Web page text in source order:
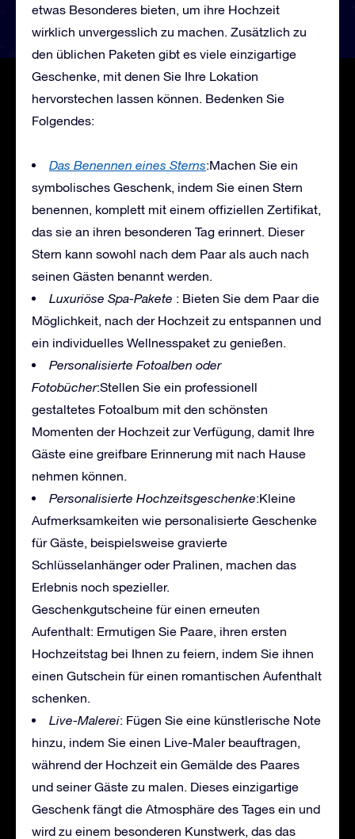
etwas Besonderes bieten, um ihre Hochzeit
wirklich unvergesslich zu machen. Zusätzlich zu
den üblichen Paketen gibt es viele einzigartige
Geschenke, mit denen Sie Ihre Lokation
hervorstechen lassen können. Bedenken Sie
Folgendes:
Das Benennen eines Sterns:Machen Sie ein
symbolisches Geschenk, indem Sie einen Stern
benennen, komplett mit einem offiziellen Zertifikat,
das sie an ihren besonderen Tag erinnert. Dieser
Stern kann sowohl nach dem Paar als auch nach
seinen Gästen benannt werden.
Luxuriöse Spa-Pakete : Bieten Sie dem Paar die
Möglichkeit, nach der Hochzeit zu entspannen und
ein individuelles Wellnesspaket zu genießen.
Personalisierte Fotoalben oder
Fotobücher:Stellen Sie ein professionell
gestaltetes Fotoalbum mit den schönsten
Momenten der Hochzeit zur Verfügung, damit Ihre
Gäste eine greifbare Erinnerung mit nach Hause
nehmen können.
Personalisierte Hochzeitsgeschenke:Kleine
Aufmerksamkeiten wie personalisierte Geschenke
für Gäste, beispielsweise gravierte
Schlüsselanhänger oder Pralinen, machen das
Erlebnis noch spezieller.
Geschenkgutscheine für einen erneuten
Aufenthalt: Ermutigen Sie Paare, ihren ersten
Hochzeitstag bei Ihnen zu feiern, indem Sie ihnen
einen Gutschein für einen romantischen Aufenthalt
schenken.
Live-Malerei: Fügen Sie eine künstlerische Note
hinzu, indem Sie einen Live-Maler beauftragen,
während der Hochzeit ein Gemälde des Paares
und seiner Gäste zu malen. Dieses einzigartige
Geschenk fängt die Atmosphäre des Tages ein und
wird zu einem besonderen Kunstwerk, das das